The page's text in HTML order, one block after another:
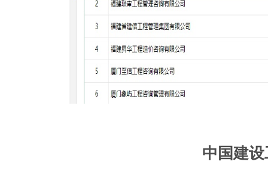
中国建